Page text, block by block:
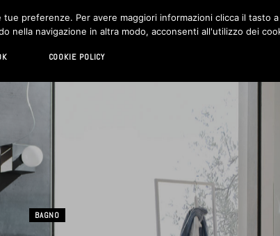
HI-TECH CHI SIAMO CONTATTI
BAGNO
preferenze. Per avere maggiori informazioni clicca il tasto
nella navigazione in altra modo, acconsenti all'utilizzo dei
COOKIE POLICY